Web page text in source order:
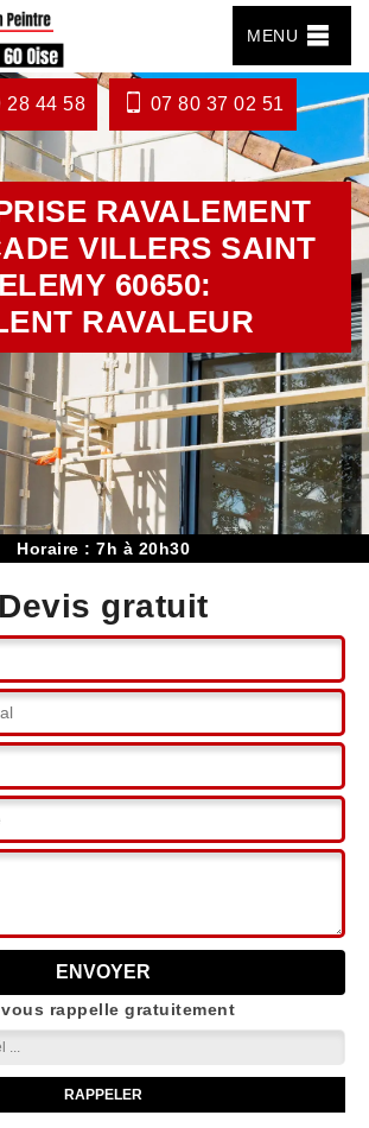
MENU
28 44 58 07 80 37 02 51
RAVALEMENT
VILLERS SAINT
60650:
RAVALEUR
Horaire : 7h à 20h30
Devis gratuit
rappelle gratuitement